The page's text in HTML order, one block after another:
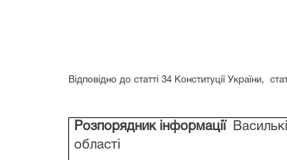
Відповідно до статті 34 Конституції України,
Розпорядник інформації
області